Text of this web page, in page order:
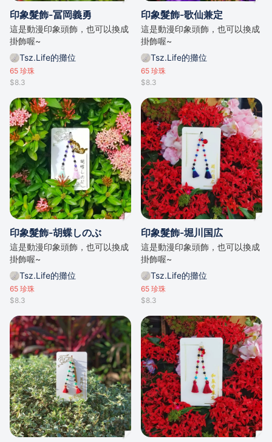
印象髮飾-冨岡義勇
這是動漫印象頭飾，也可以換成
掛飾喔~
Tsz.Life的攤位
65 珍珠
$8.3
印象髮飾-歌仙兼定
這是動漫印象頭飾，也可以換成
掛飾喔~
Tsz.Life的攤位
65 珍珠
$8.3
印象髮飾-胡蝶しのぶ
這是動漫印象頭飾，也可以換成
掛飾喔~
Tsz.Life的攤位
65 珍珠
$8.3
印象髮飾-堀川国広
這是動漫印象頭飾，也可以換成
掛飾喔~
Tsz.Life的攤位
65 珍珠
$8.3